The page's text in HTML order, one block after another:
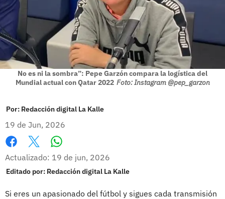
No es ni la sombra”: Pepe Garzón compara la logística del
Mundial actual con Qatar 2022 Foto: Instagram @pep_garzon
Por: Redacción digital La Kalle
19 de Jun, 2026
Facebook
X
Actualizado: 19 de jun, 2026
Editado por: Redacción digital La Kalle
Si eres un apasionado del fútbol y sigues cada transmisión